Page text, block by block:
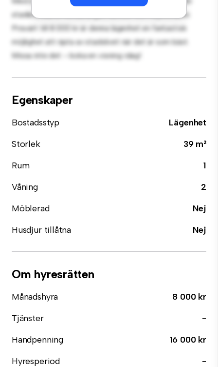
stadens bästa restauranger, butiker och nöjesställen.
Prisvärt till 8 000 kr är denna lägenhet en fantastisk
möjlighet att njuta av stadslivet när det är som bäst.
Missa inte det – boka en visning idag!
Egenskaper
Bostadsstyp
Lägenhet
Storlek
39 m²
Rum
1
Våning
2
Möblerad
Nej
Husdjur tillåtna
Nej
Om hyresrätten
Månadshyra
8 000 kr
Tjänster
-
Handpenning
16 000 kr
Hyresperiod
-